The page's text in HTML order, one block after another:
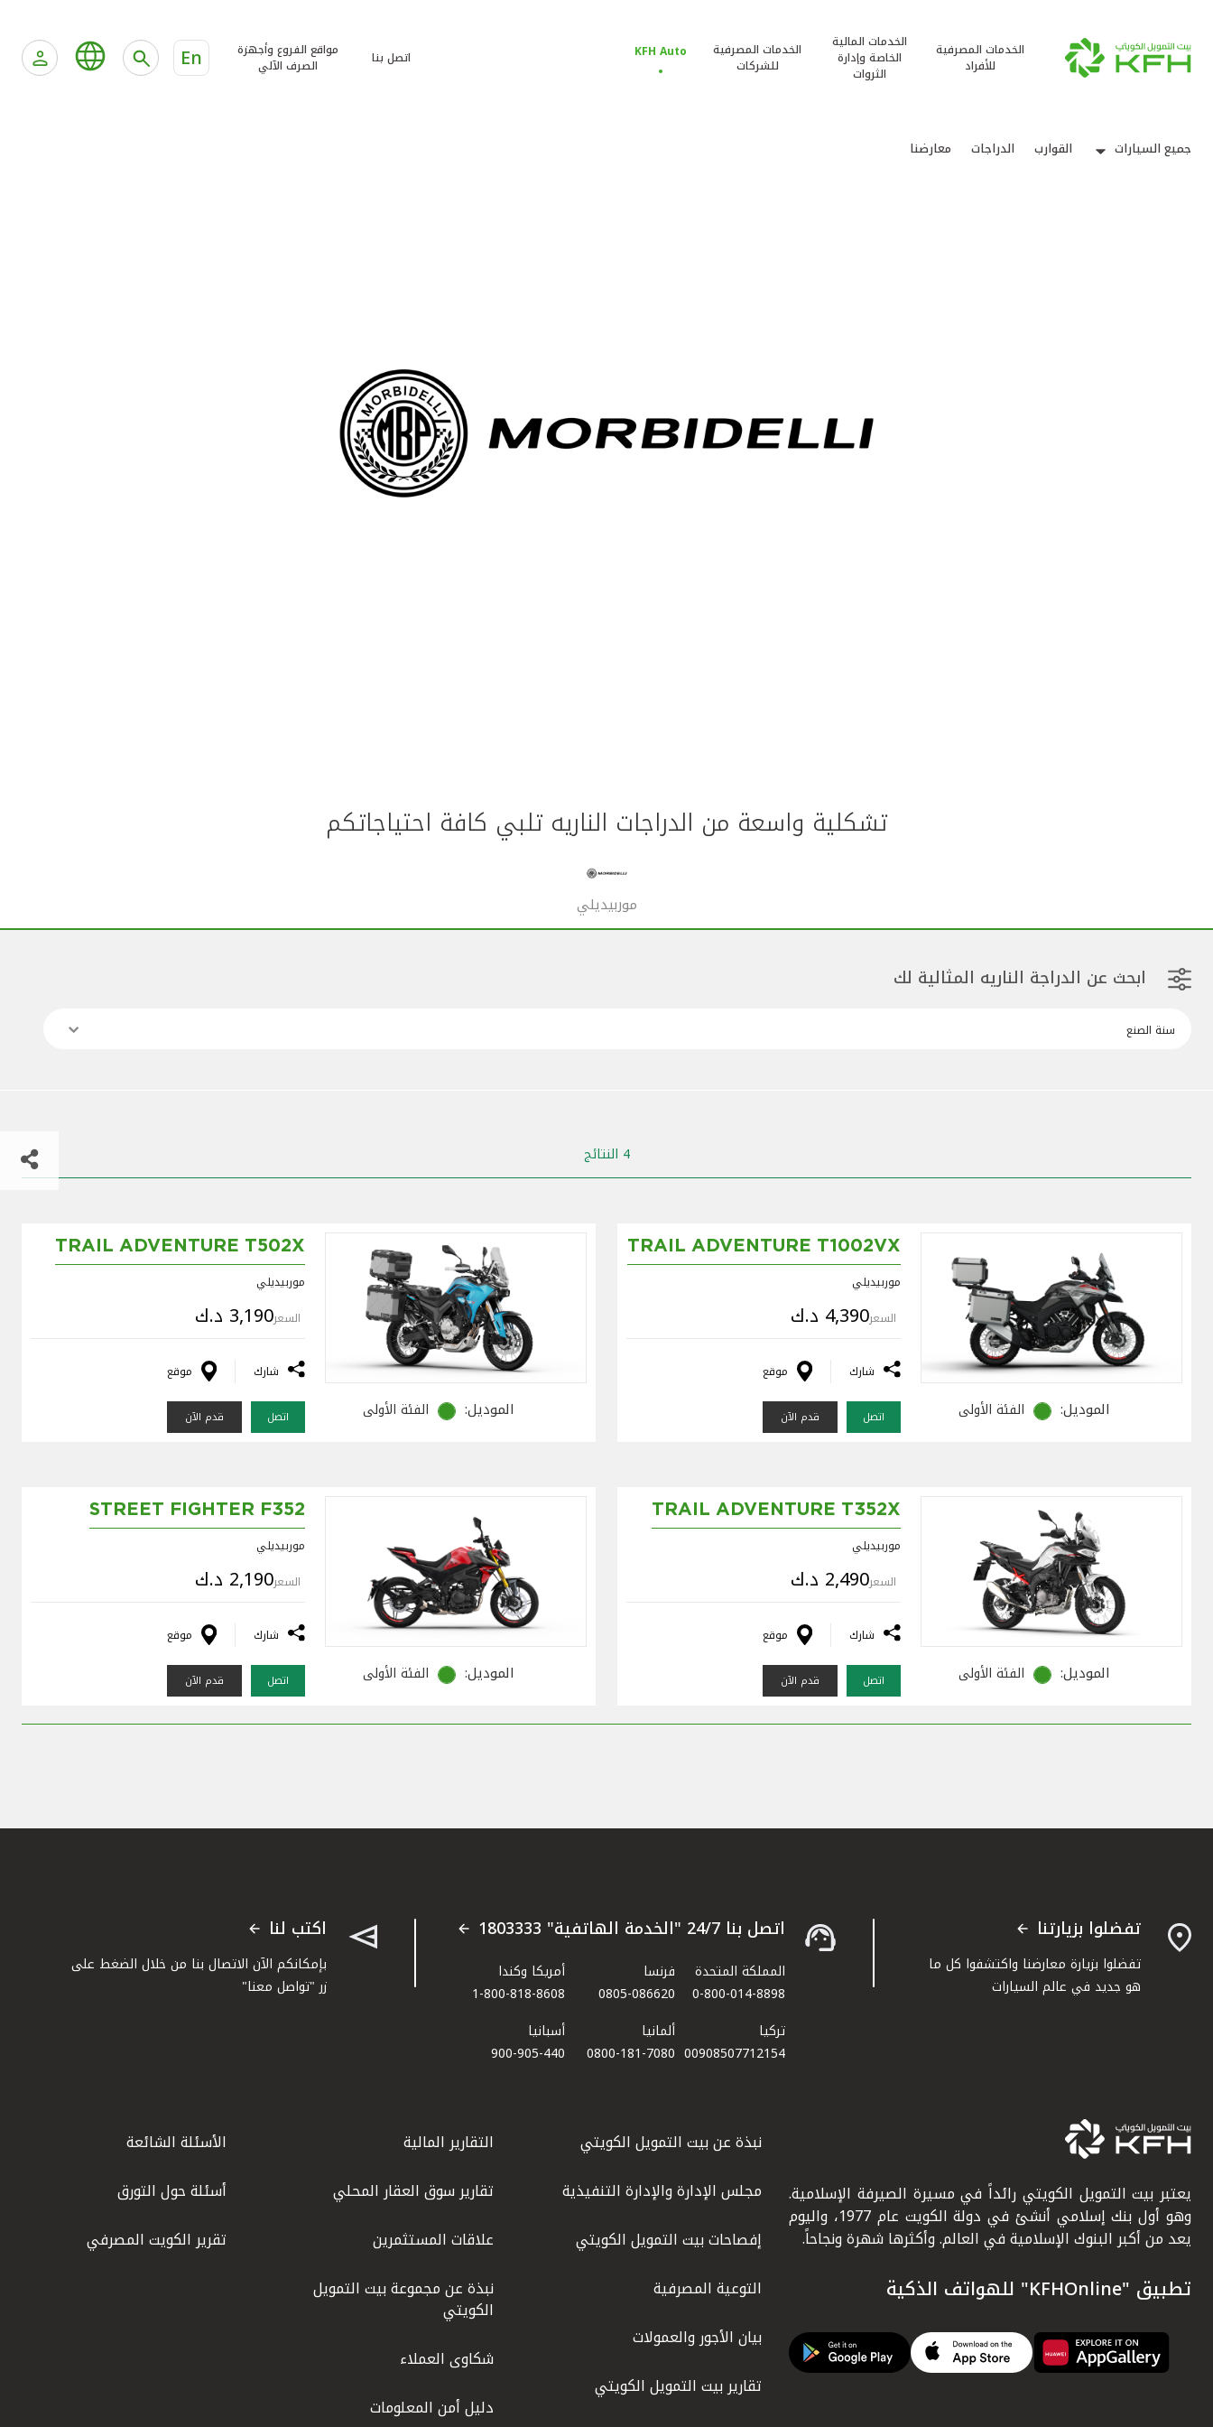
الخدمات المصرفية
للأفراد
الخدمات المالية
الخاصة وإدارة
الثروات
الخدمات المصرفية
للشركات
KFH Auto اتصل بنا
مواقع الفروع وأجهزة
الصرف الآلي
En
جميع السيارات القوارب الدراجات معارضنا
تشكلية واسعة من الدراجات الناريه تلبي كافة احتياجاتكم
موربيديلي
ابحث عن الدراجة الناريه المثالية لك
سنة الصنع
4 النتائج
الموديل: الفئة الأولى
TRAIL ADVENTURE T1002VX
موربيديلي
السعر4,390 د.ك
شارك موقع
اتصل قدم الآن الموديل: الفئة الأولى
TRAIL ADVENTURE T502X
موربيديلي
السعر3,190 د.ك
شارك موقع
اتصل قدم الآن
الموديل: الفئة الأولى
TRAIL ADVENTURE T352X
موربيديلي
السعر2,490 د.ك
شارك موقع
اتصل قدم الآن الموديل: الفئة الأولى
STREET FIGHTER F352
موربيديلي
السعر2,190 د.ك
شارك موقع
اتصل قدم الآن
تفضلوا بزيارتنا
تفضلوا بزيارة معارضنا واكتشفوا كل ما
هو جديد في عالم السيارات
اتصل بنا 24/7 "الخدمة الهاتفية" 1803333
المملكة المتحدة
0-800-014-8898
فرنسا
0805-086620
أمريكا وكندا
1-800-818-8608
تركيا
00908507712154​
ألمانيا
0800-181-7080
أسبانيا
900-905-440
اكتب لنا
بإمكانكم الآن الاتصال بنا من خلال الضغط على
زر "تواصل معنا"
يعتبر بيت التمويل الكويتي رائداً في مسيرة الصيرفة الإسلامية.
وهو أول بنك إسلامي أنشئ في دولة الكويت عام 1977، واليوم
يعد من أكبر البنوك الإسلامية في العالم. وأكثرها شهرة ونجاحاً.
تطبيق "KFHOnline" للهواتف الذكية
نبذة عن بيت التمويل الكويتي
مجلس الإدارة والإدارة التنفيذية
إفصاحات بيت التمويل الكويتي
التوعية المصرفية
بيان الأجور والعمولات
تقارير بيت التمويل الكويتي
التقارير المالية
تقارير سوق العقار المحلي
علاقات المستثمرين
نبذة عن مجموعة بيت التمويل
الكويتي
شكاوى العملاء
دليل أمن المعلومات
الأسئلة الشائعة
أسئلة حول التورق
تقرير الكويت المصرفي